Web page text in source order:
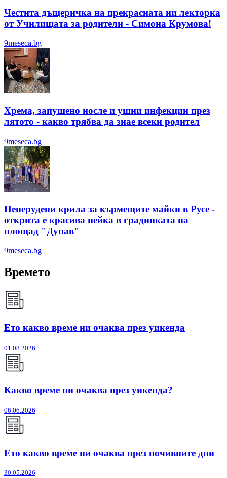
Честита дъщеричка на прекрасната ни лекторка
от Училищата за родители - Симона Крумова!
9meseca.bg
Хрема, запушено носле и ушни инфекции през
лятотo - какво трябва да знае всеки родител
9meseca.bg
Пеперудени крила за кърмещите майки в Русе -
открита е красива пейка в градинката на
площад "Дунав"
9meseca.bg
Времето
Ето какво време ни очаква през уикенда
01.08.2026
Какво време ни очаква през уикенда?
06.06.2026
Ето какво време ни очаква през почивните дни
30.05.2026